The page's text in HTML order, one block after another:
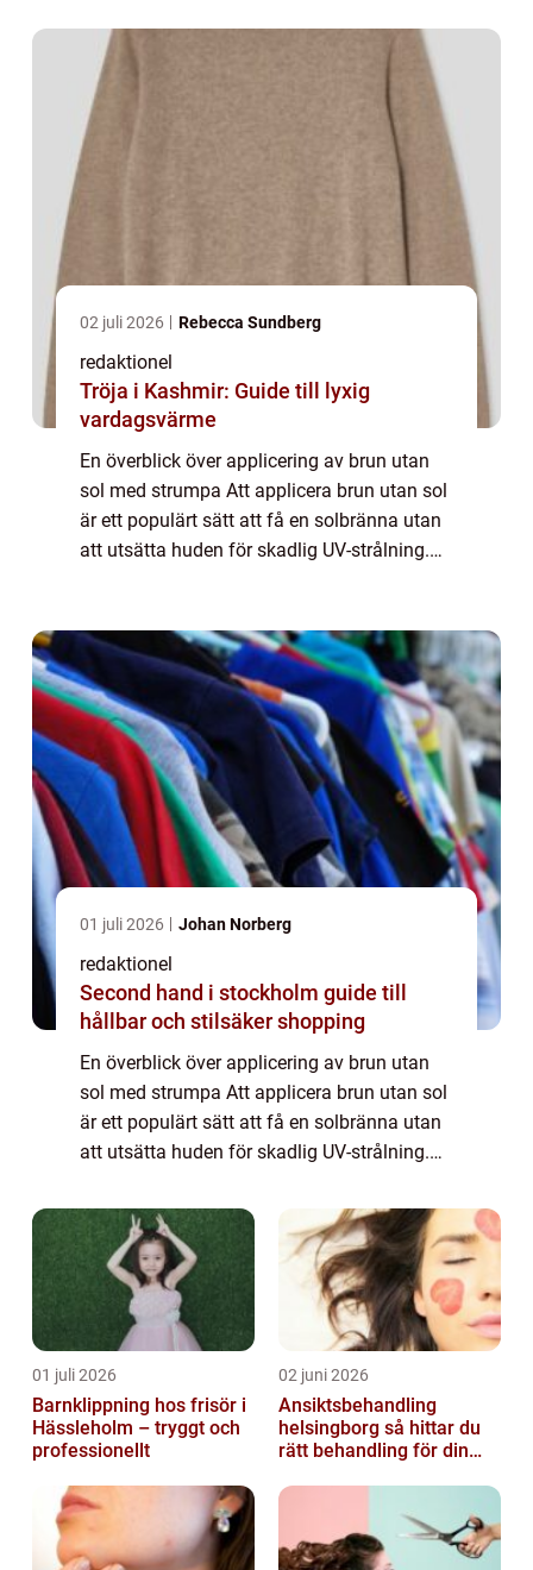
02 juli 2026 Rebecca Sundberg
redaktionel
Tröja i Kashmir: Guide till lyxig
vardagsvärme
En överblick över applicering av brun utan
sol med strumpa Att applicera brun utan sol
är ett populärt sätt att få en solbränna utan
att utsätta huden för skadlig UV-strålning.
01 juli 2026 Johan Norberg
redaktionel
Second hand i stockholm guide till
hållbar och stilsäker shopping
En överblick över applicering av brun utan
sol med strumpa Att applicera brun utan sol
är ett populärt sätt att få en solbränna utan
att utsätta huden för skadlig UV-strålning.
applicera brun utan sol med en stru...
01 juli 2026
Barnklippning hos frisör i
Hässleholm – tryggt och
professionellt
02 juni 2026
Ansiktsbehandling
helsingborg så hittar du
rätt behandling för din